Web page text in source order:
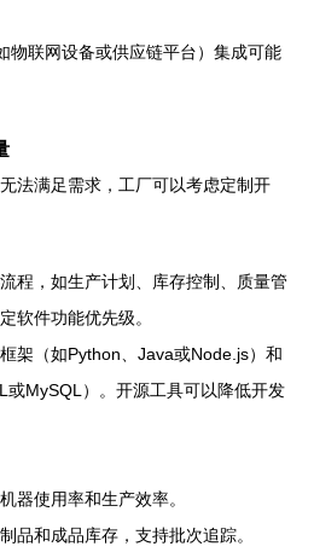
物联网设备或供应链平台）集成可能
法满足需求，工厂可以考虑定制开
程，如生产计划、库存控制、质量管
软件功能优先级。
架（如Python、Java或Node.js）和
或MySQL）。开源工具可以降低开发
器使用率和生产效率。
品和成品库存，支持批次追踪。